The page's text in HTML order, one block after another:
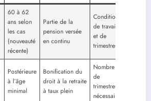
60 à 62
ans selon
les cas
(nouveauté
récente)
Partie de la
pension versée
en continu
Conditions
de travail
et de
trimestres
Postérieure
à l’âge
minimal
Bonification du
droit à la retraite
à taux plein
Nombre
de
trimestres
nécessaire